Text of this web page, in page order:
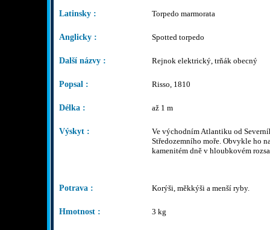
Latinsky : Torpedo marmorata
Anglicky : Spotted torpedo
Další názvy : Rejnok elektrický, trňák obecný
Popsal : Risso, 1810
Délka : až 1 m
Výskyt :
Ve východním Atlantiku od
Středozemního moře. Obvykle ho
kamenitém dně v hloubkovém
Potrava : Korýši, měkkýši a menší ryby.
Hmotnost : 3 kg